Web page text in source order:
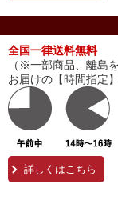
全国一律送料無料
（※一部商品、離島を
お届けの【時間指定
詳しくはこちら